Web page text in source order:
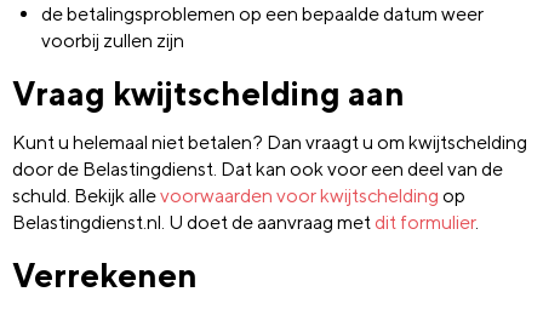
de betalingsproblemen op een bepaalde datum weer
voorbij zullen zijn
Vraag kwijtschelding aan
Kunt u helemaal niet betalen? Dan vraagt u om kwijtschelding
door de Belastingdienst. Dat kan ook voor een deel van de
schuld. Bekijk allevoorwaarden voor kwijtschelding op
Belastingdienst.nl. U doet de aanvraag met dit formulier.
Verrekenen